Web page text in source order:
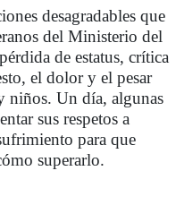
desagradables que
del Ministerio del
de estatus, crítica
el dolor y el pesar
niños. Un día, algunas
sus respetos a
para que
superarlo.